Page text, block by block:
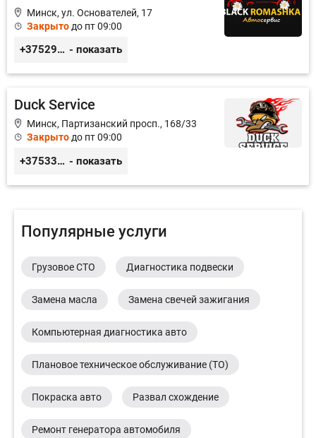
Минск, ул. Основателей, 17
Закрыто до пт 09:00
+375296651188 - показать
Duck Service
Минск, Партизанский просп., 168/33
Закрыто до пт 09:00
+375333416710 - показать
Популярные услуги
Грузовое СТО Диагностика подвески
Замена масла Замена свечей зажигания
Компьютерная диагностика авто
Плановое техническое обслуживание (ТО)
Покраска авто Развал схождение
Ремонт генератора автомобиля